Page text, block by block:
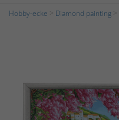
Hobby-ecke Diamond painting